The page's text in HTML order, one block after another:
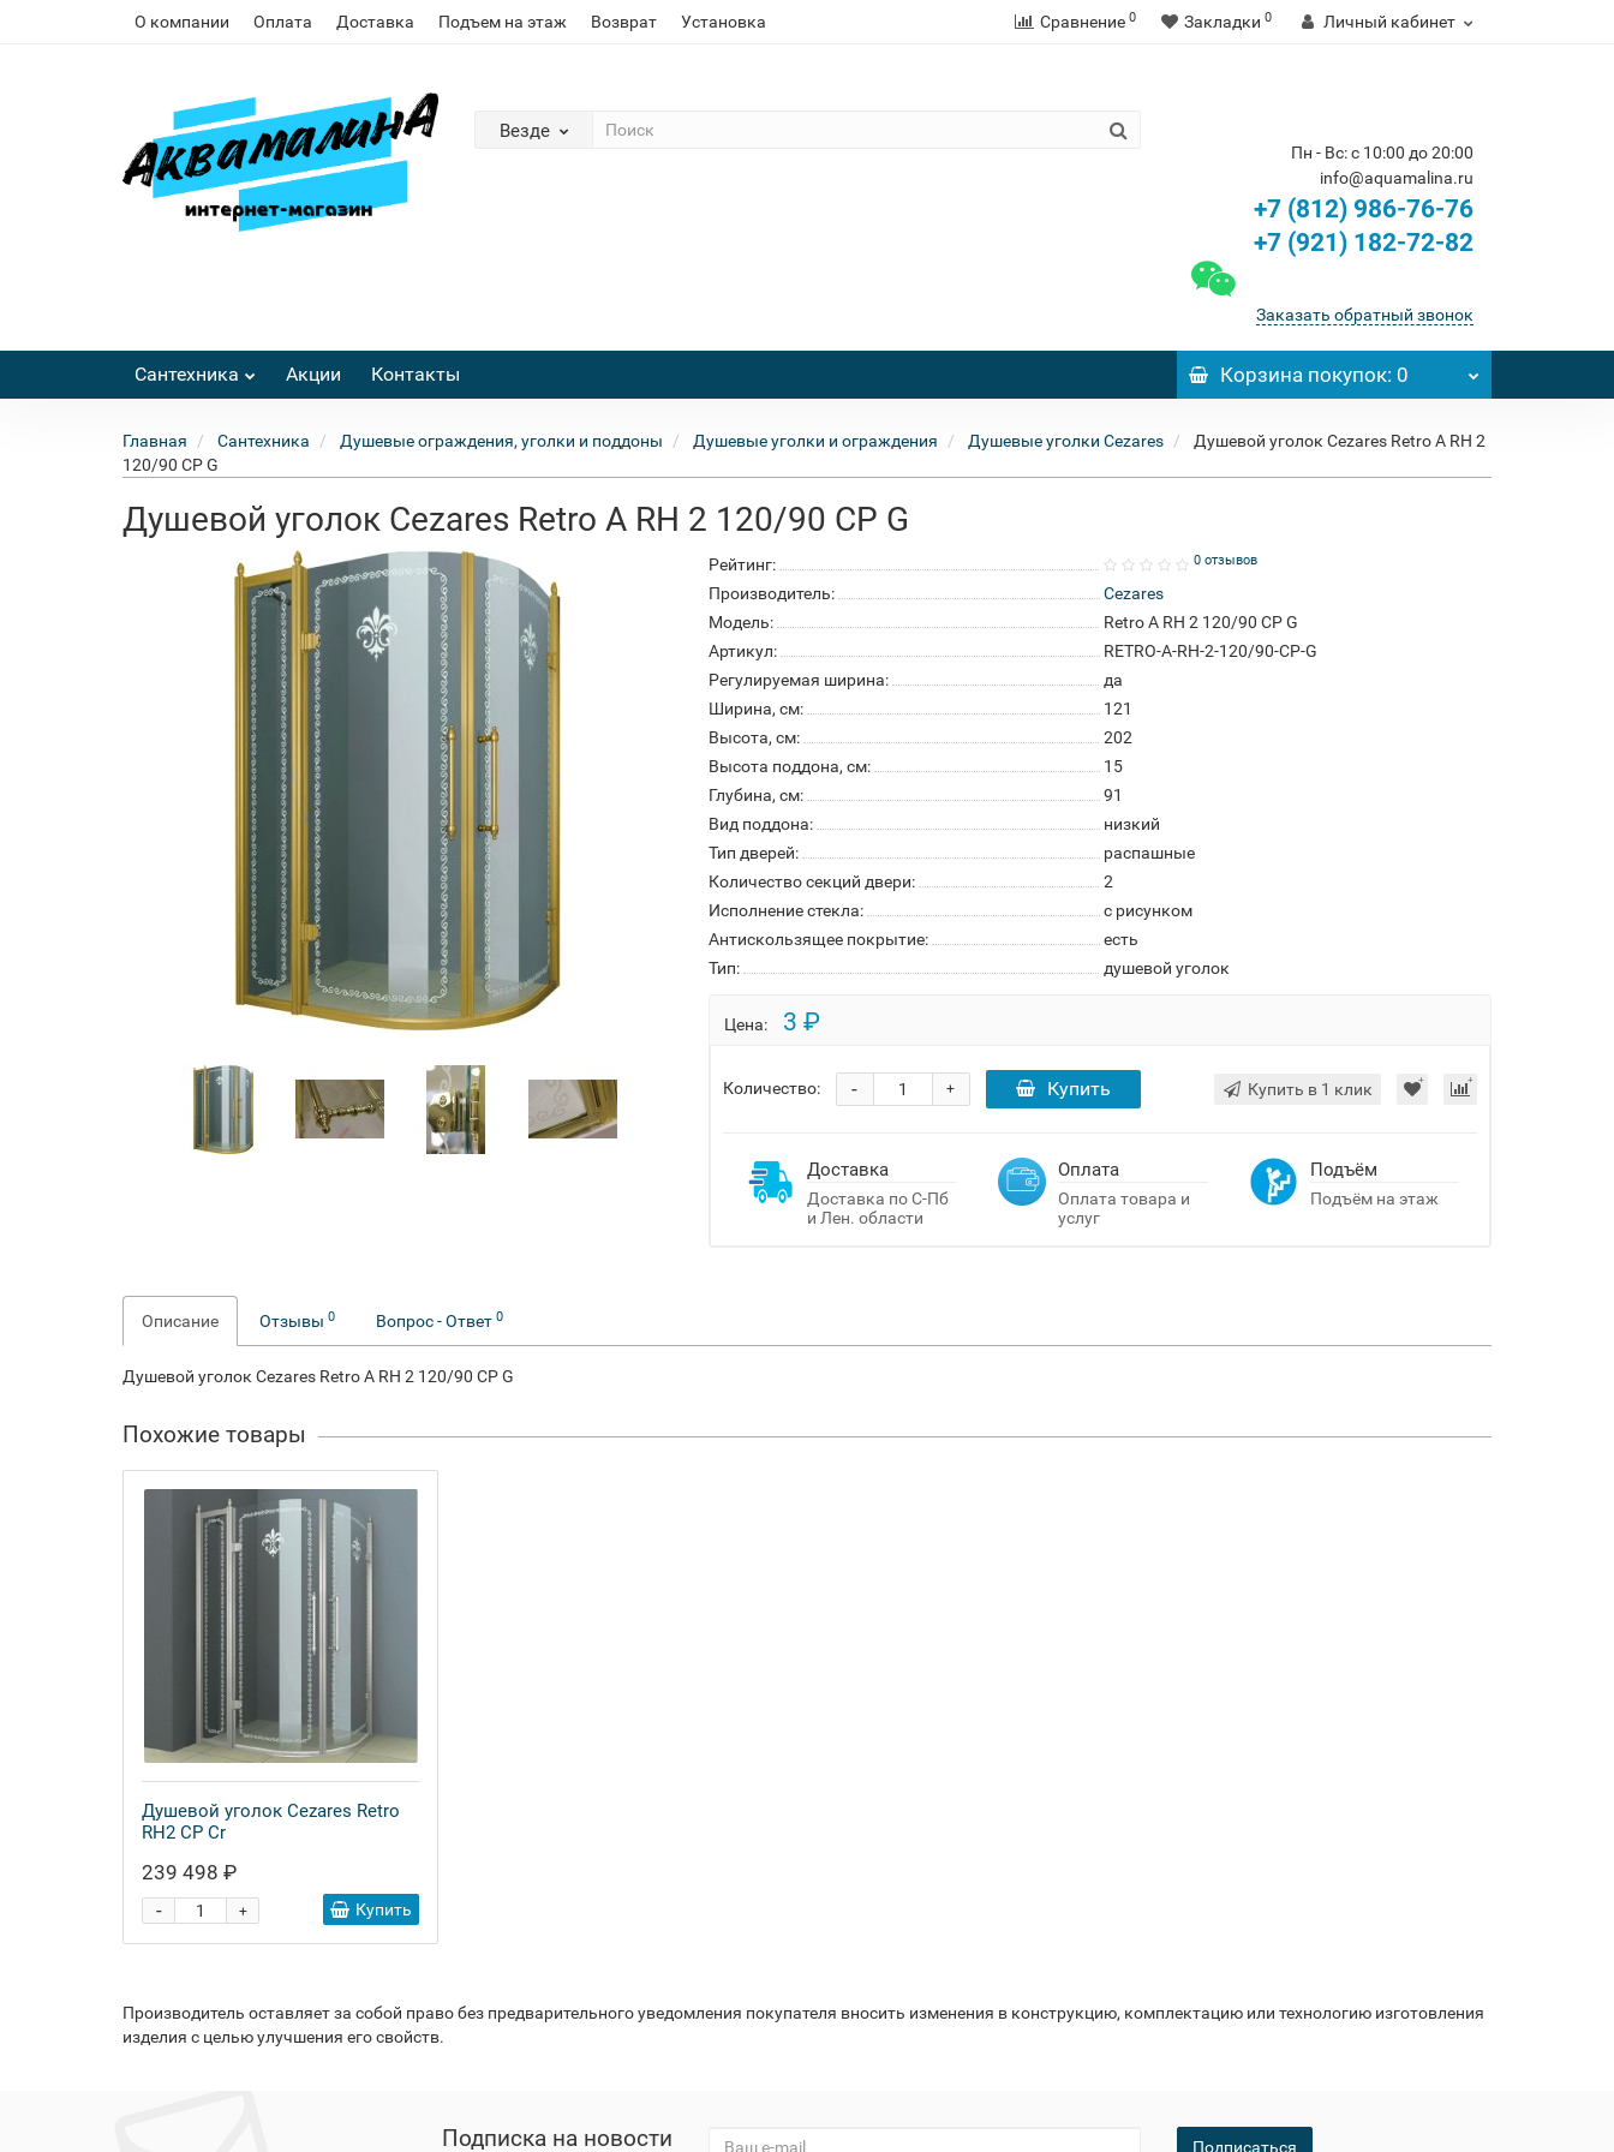
О компании Оплата Доставка Подъем на этаж Возврат Установка Сравнение 0 Закладки 0 Личный кабинет
Везде
Пн - Вс: с 10:00 до 20:00
info@aquamalina.ru
+7 (812) 986-76-76
+7 (921) 182-72-82
Заказать обратный звонок
Сантехника Акции Контакты Корзинапокупок: 0
Главная Сантехника Душевые ограждения, уголки и поддоны Душевые уголки и ограждения Душевые уголки Cezares
Душевой уголок Cezares Retro A RH 2
120/90 CP G
Душевой уголок Cezares Retro A RH 2 120/90 CP G
Рейтинг: 0 отзывов
Производитель:
Cezares
Модель:
Retro A RH 2 120/90 CP G
Артикул:
RETRO-A-RH-2-120/90-CP-G
Регулируемая ширина:
да
Ширина, см:
121
Высота, см:
202
Высота поддона, см:
15
Глубина, см:
91
Вид поддона:
низкий
Тип дверей:
распашные
Количество секций двери:
2
Исполнение стекла:
с рисунком
Антискользящее покрытие:
есть
Тип:
душевой уголок
Цена: 3 ₽
Количество: +
- Купить Купить в 1 клик
Доставка
Доставка по С-Пб
и Лен. области
Оплата
Оплата товара и
услуг
Подъём
Подъём на этаж
Описание Отзывы 0 Вопрос - Ответ 0
Душевой уголок Cezares Retro A RH 2 120/90 CP G
Похожие товары
Душевой уголок Cezares Retro
RH2 CP Cr
239 498 ₽
+
- Купить
Производитель оставляет за собой право без предварительного уведомления покупателя вносить изменения в конструкцию, комплектацию или технологию изготовления
изделия с целью улучшения его свойств.
Подписка на новости Подписаться